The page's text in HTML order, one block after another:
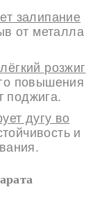
залипание
от металла
розжиг
повышения
поджига.
дугу во
и